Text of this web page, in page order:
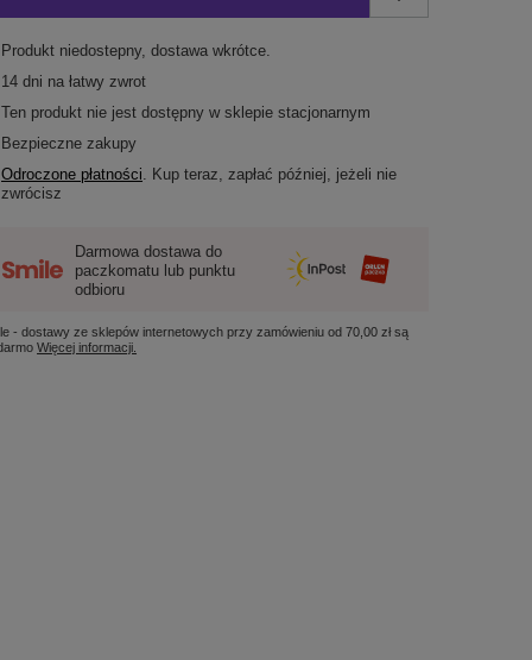
Produkt niedostepny, dostawa wkrótce
14 dni na łatwy zwrot
Ten produkt nie jest dostępny w sklepie stacjonarnym
Bezpieczne zakupy
Odroczone płatności. Kup teraz, zapłać później, jeżeli nie
zwrócisz
Darmowa dostawa do
paczkomatu lub punktu
odbioru
- dostawy ze sklepów internetowych przy zamówieniu od70,00 złsą
Więcej informacji.